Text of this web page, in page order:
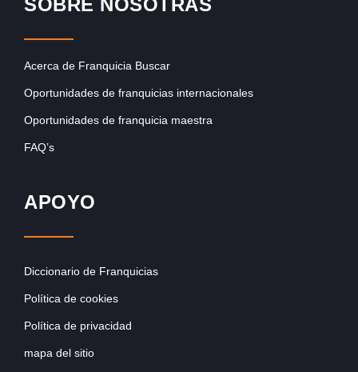
SOBRE NOSOTRAS
Acerca de Franquicia Buscar
Oportunidades de franquicias internacionales
Oportunidades de franquicia maestra
FAQ’s
APOYO
Diccionario de Franquicias
Política de cookies
Política de privacidad
mapa del sitio